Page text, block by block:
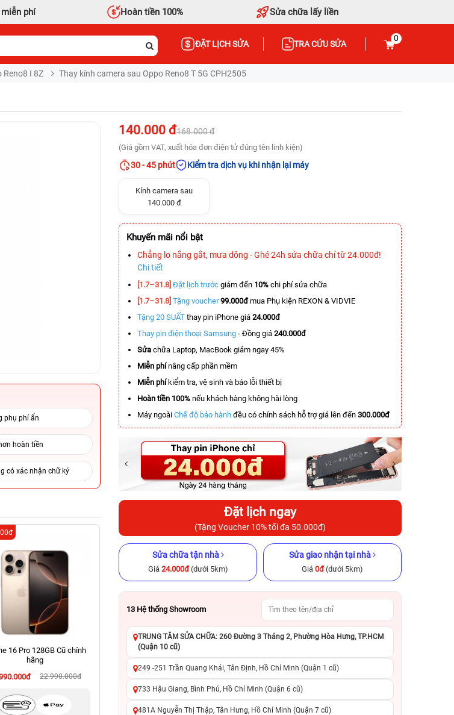
phí Hoàn tiền 100% Sửa chữa lấy liền
ĐẶT LỊCH SỬA TRA CỨU SỬA
0
Reno8 I 8Z Thay kính camera sau Oppo Reno8 T 5G CPH2505
phụ phí ẩn
hoàn tiền
có xác nhận chữ ký
16 Pro 128GB Cũ chính
hãng
22.990.000đ
iPhone 13 128GB Cũ chính hãng
6.990.000đ 10.990.000đ
-4.000.000đ
chính hãng
23.490.000đ
27.999.000đ
-4.509.000đ -2.500.000đ
140.000 đ168.000 đ
(Giá gồm VAT, xuất hóa đơn điện tử đúng tên linh kiện)
30 - 45 phút Kiểm tra dịch vụ khi nhận lại máy
Kính camera sau
140.000 đ
Khuyến mãi nổi bật
Chẳng lo nắng gắt, mưa dông - Ghé 24h sửa chữa chỉ từ 24.000đ!
Chi tiết
[1.7–31.8] Đặt lịch trước giảm đến 10% chi phí sửa chữa
[1.7–31.8] Tặng voucher 99.000đmua Phụ kiện REXON & VIDVIE
Tặng 20 SUẤT thay pin iPhone giá 24.000đ
Thay pin điện thoại Samsung - Đồng giá 240.000đ
Sửa chữa Laptop, MacBook giảm ngay 45%
Miễn phínâng cấp phần mềm
Miễn phíkiểm tra, vệ sinh và báo lỗi thiết bị
Hoàn tiền 100% nếu khách hàng không hài lòng
Máy ngoài Chế độ bảo hành đều có chính sách hỗ trợ giá lên đến 300.000đ
Đặt lịch ngay
(Tặng Voucher 10% tối đa 50.000đ)
Sửa chữa tận nhà
Giá 24.000đ(dưới 5km)
Sửa giao nhận tại nhà
Giá 0đ(dưới 5km)
13 Hệ thống Showroom
TRUNG TÂM SỬA CHỮA: 260 Đường 3 Tháng 2, Phường Hòa Hưng, TP.HCM
(Quận 10 cũ)
249 -251 Trần Quang Khải, Tân Định, Hồ Chí Minh (Quận 1 cũ)
733 Hậu Giang, Bình Phú, Hồ Chí Minh (Quận 6 cũ)
481A Nguyễn Thị Thập, Tân Hưng, Hồ Chí Minh (Quận 7 cũ)